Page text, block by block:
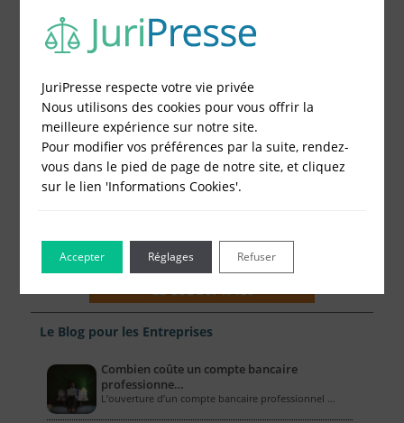
Le Blog pour les Entreprises
Combien coûte un compte bancaire
professionne…
L’ouverture d’un compte bancaire professionnel …
JuriPresse respecte votre vie privée
Nous utilisons des cookies pour vous offrir la
meilleure expérience sur notre site.
Pour modifier vos préférences par la suite, rendez-
vous dans le pied de page de notre site, et cliquez
sur le lien 'Informations Cookies'.
Accepter Refuser
Réglages